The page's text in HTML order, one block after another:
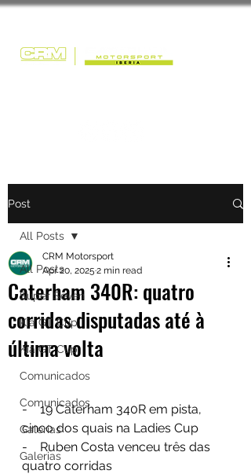
Post
All Posts
Super Seven
Kia GT Cup
Kia GT Cup
Comunicados
Comunicados
Galerias
Galerias
All Posts
Caterham 340R: quatro
corridas disputadas até à
última volta
CRM Motorsport
Apr 20, 2025 2 min read
-    19 Caterham 340R em pista,
cinco dos quais na Ladies Cup
-    Ruben Costa venceu três das
quatro corridas